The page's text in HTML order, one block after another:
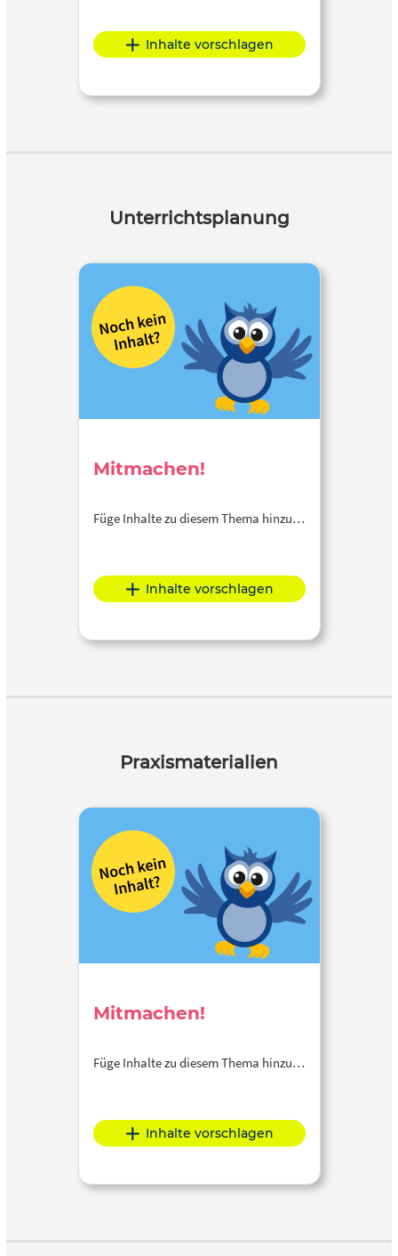
Inhalte vorschlagen
Unterrichtsplanung
Mitmachen!
Füge Inhalte zu diesem Thema hinzu…
Inhalte vorschlagen
Praxismaterialien
Mitmachen!
Füge Inhalte zu diesem Thema hinzu…
Inhalte vorschlagen